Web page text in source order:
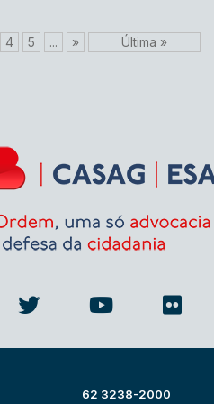
4 5 ... » Última »
62 3238-2000